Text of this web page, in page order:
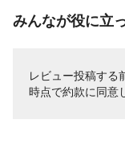
みんなが役に立
レビュー投稿する
時点で約款に同意